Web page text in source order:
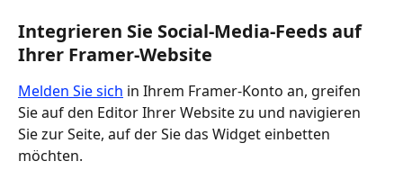
Integrieren Sie Social-Media-Feeds auf
Ihrer Framer-Website
Melden Sie sich in Ihrem Framer-Konto an, greifen
Sie auf den Editor Ihrer Website zu und navigieren
Sie zur Seite, auf der Sie das Widget einbetten
möchten.